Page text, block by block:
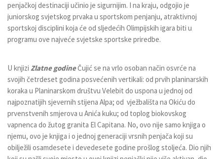
penjačkoj destinaciji učinio je sigurnijim. I na kraju, odgojio je
juniorskog svjetskog prvaka u sportskom penjanju, atraktivnoj
sportskoj disciplini koja će od sljedećih Olimpijskih igara biti u
programu ove najveće svjetske sportske priredbe.
U knjizi Zlatne godineČujić se na vrlo osoban način osvrće na
svojih četrdeset godina posvećenih vertikali: od prvih planinarskih
koraka u Planinarskom društvu Velebit do uspona u jednoj od
najpoznatijih sjevernih stijena Alpa; od vježbališta na Okiću do
prvenstvenih smjerova u Anića kuku; od toplog biokovskog
vapnenca do žutog granita El Capitana. No, ovo nije samo knjiga o
njemu, ovo je knjiga i o jednoj generaciji vrsnih penjača koji su
obilježili osamdesete i devedesete godine prošlog stoljeća. Dio njih